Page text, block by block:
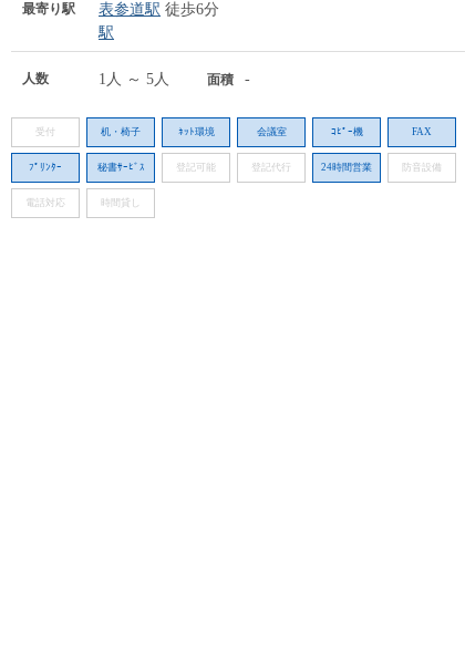
最寄り駅 表参道駅 徒歩6分
駅
人数 1人 ～ 5人 面積 -
受付 机・椅子 ﾈｯﾄ環境 会議室 ｺﾋﾟｰ機 FAX
ﾌﾟﾘﾝﾀｰ 秘書ｻｰﾋﾞｽ 登記可能 登記代行 24時間営業 防音設備
電話対応 時間貸し